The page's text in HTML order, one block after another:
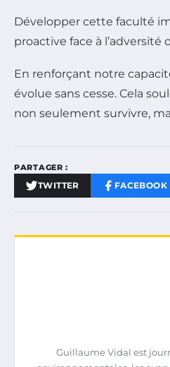
Développer cette faculté
proactive face à
En renforçant notre
évolue sans cesse. Cela
non seulement survivre,
PARTAGER :
TWITTER FACEBOOK
Guillaume Vidal est